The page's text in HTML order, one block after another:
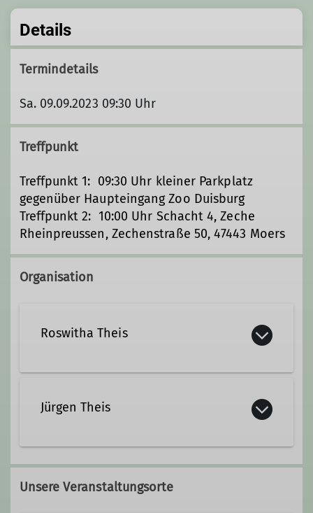
Details
Termindetails
Sa. 09.09.2023 09:30 Uhr
Treffpunkt
Treffpunkt 1: 09:30 Uhr kleiner Parkplatz
gegenüber Haupteingang Zoo Duisburg
Treffpunkt 2: 10:00 Uhr Schacht 4, Zeche
Rheinpreussen, Zechenstraße 50, 47443 Moers
Organisation
Roswitha Theis
Jürgen Theis
Unsere Veranstaltungsorte